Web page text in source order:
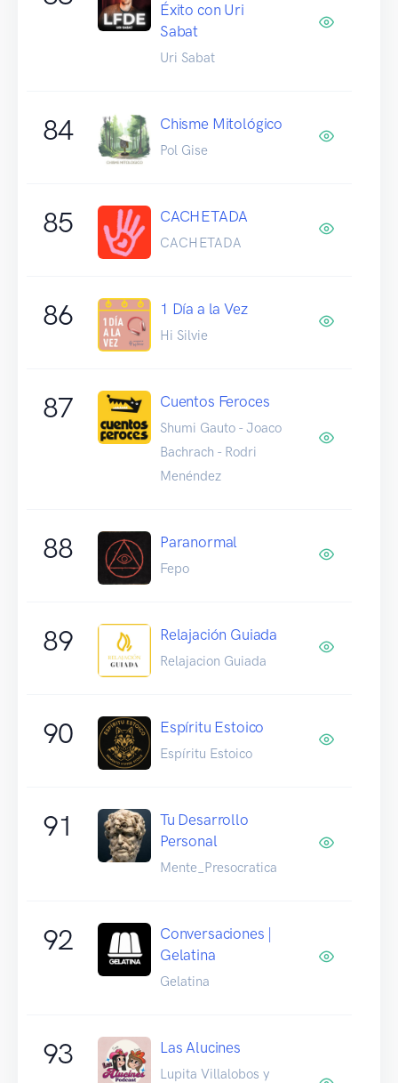
Éxito con Uri
Sabat
Uri Sabat
84 Chisme Mitológico
Pol Gise
85 CACHETADA
CACHETADA
86 1 Día a la Vez
Hi Silvie
87 Cuentos Feroces
Shumi Gauto - Joaco
Bachrach - Rodri
Menéndez
88 Paranormal
Fepo
89 Relajación Guiada
Relajacion Guiada
90 Espíritu Estoico
Espíritu Estoico
91
Tu Desarrollo
Personal
Mente_Presocratica
92
Conversaciones |
Gelatina
Gelatina
93 Las Alucines
Lupita Villalobos y